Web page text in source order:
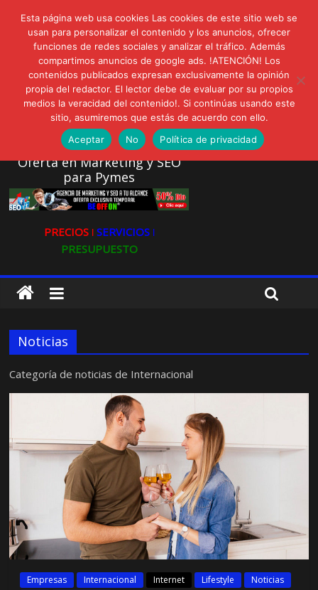
lunes, agosto 3, 2026
Novedades:
AVISPEX PLUS FORTE Bioeffitech y Protección natural sin
dañar el entorno
LIVAM estrena Agua de Sal
Ultravioleta Radio, Cómo una radio sin fines comerciales
conquistó a miles de oyentes
IA: Su importancia en las redes sociales
Gravatar: Tu Huella Digital en las Redes Sociales
Oferta en Marketing y SEO
para Pymes
PRECIOS ǀ SERVICIOS ǀ
PRESUPUESTO
Noticias
Categoría de noticias de Internacional
Empresas Internacional Internet Lifestyle
Noticias
Esta página web usa cookies Las cookies de este sitio web se
usan para personalizar el contenido y los anuncios, ofrecer
funciones de redes sociales y analizar el tráfico. Además
compartimos anuncios de google ads. !ATENCIÓN! Los
contenidos publicados expresan exclusivamente la opinión
propia del redactor. El lector debe de evaluar por su propios
medios la veracidad del contenido!. Si continúas usando este
sitio, asumiremos que estás de acuerdo con ello.
Aceptar
No Política de privacidad